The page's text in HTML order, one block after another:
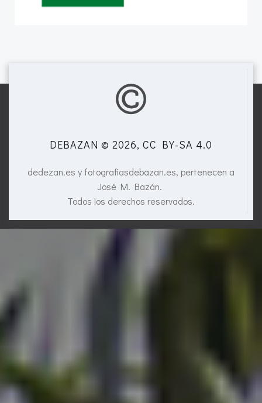
DEBAZAN © 2026, CC BY-SA 4.0
dedezan.es y fotografiasdebazan.es, pertenecen a
José M. Bazán.
Todos los derechos reservados.